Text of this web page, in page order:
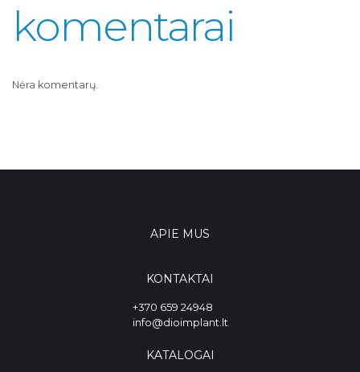
komentarai
Nėra komentarų.
APIE MUS
KONTAKTAI
+370 659 24948
info@dioimplant.lt
KATALOGAI